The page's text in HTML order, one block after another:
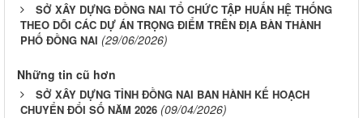
SỞ XÂY DỰNG ĐỒNG NAI TỔ CHỨC TẬP HUẤN HỆ THỐNG
THEO DÕI CÁC DỰ ÁN TRỌNG ĐIỂM TRÊN ĐỊA BÀN THÀNH
PHỐ ĐỒNG NAI (29/06/2026)
Những tin cũ hơn
SỞ XÂY DỰNG TỈNH ĐỒNG NAI BAN HÀNH KẾ HOẠCH
CHUYỂN ĐỔI SỐ NĂM 2026 (09/04/2026)